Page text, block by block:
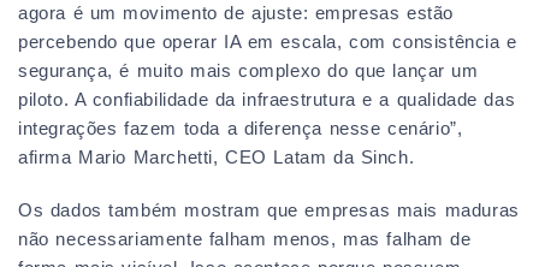
agora é um movimento de ajuste: empresas estão
percebendo que operar IA em escala, com consistência e
segurança, é muito mais complexo do que lançar um
piloto. A confiabilidade da infraestrutura e a qualidade das
integrações fazem toda a diferença nesse cenário”,
afirma Mario Marchetti, CEO Latam da Sinch.
Os dados também mostram que empresas mais maduras
não necessariamente falham menos, mas falham de